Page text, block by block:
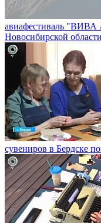
авиафестиваль "ВИВА
Новосибирской области
сувениров в Бердске